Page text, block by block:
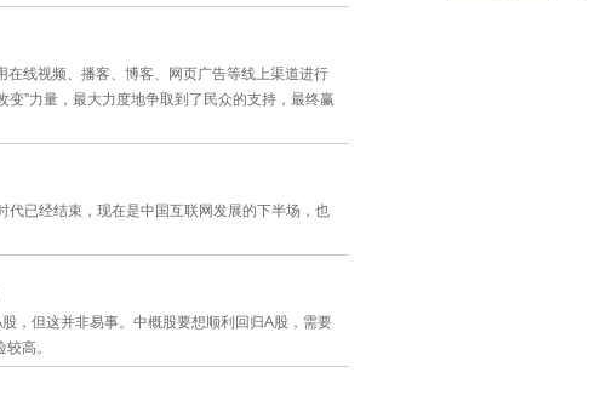
线视频、播客、博客、网页广告等线上渠道进行
”力量，最大力度地争取到了民众的支持，最终赢
已经结束，现在是中国互联网发展的下半场，也
，但这并非易事。中概股要想顺利回归A股，需要
高。